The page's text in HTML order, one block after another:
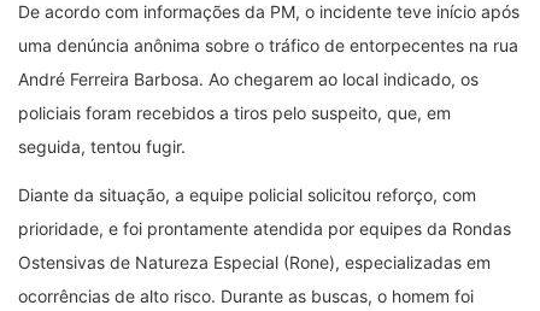
De acordo com informações da PM, o incidente teve início após
uma denúncia anônima sobre o tráfico de entorpecentes na rua
André Ferreira Barbosa. Ao chegarem ao local indicado, os
policiais foram recebidos a tiros pelo suspeito, que, em
seguida, tentou fugir.
Diante da situação, a equipe policial solicitou reforço, com
prioridade, e foi prontamente atendida por equipes da Rondas
Ostensivas de Natureza Especial (Rone), especializadas em
ocorrências de alto risco. Durante as buscas, o homem foi